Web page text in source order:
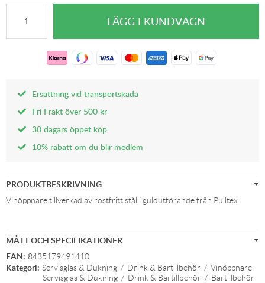
Ersättning vid transportskada
Fri Frakt över 500 kr
30 dagars öppet köp
10% rabatt om du blir medlem
PRODUKTBESKRIVNING
Vinöppnare tillverkad av rostfritt stål i guldutförande från Pulltex.
MÅTT OCH SPECIFIKATIONER
EAN: 8435179491410
Kategori: Servisglas & Dukning / Drink & Bartillbehör / Vinöppnare
Servisglas & Dukning / Drink & Bartillbehör / Bartillbehör